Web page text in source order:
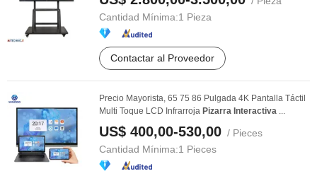
Cantidad Mínima:1 Pieza
Contactar al Proveedor
Precio Mayorista, 65 75 86 Pulgada 4K Pantalla Táctil
Multi Toque LCD Infrarroja Pizarra Interactiva ...
US$ 400,00-530,00 / Pieces
Cantidad Mínima:1 Pieces